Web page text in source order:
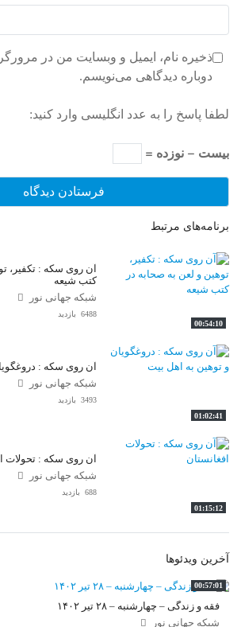
ذخیره نام، ایمیل و وبسایت من در
دوباره دیدگاهی می‌نویسم.
لطفا پاسخ را به عدد انگلیسی وارد کنید:
بیست − نوزده =
برنامه‌های مرتبط
00:54:10
آن روی سکه : تکفیر،
کتب شیعه
شبکه جهانی نور
6488 بازدید
01:02:41
آن روی سکه :
شبکه جهانی نور
3493 بازدید
01:15:12
آن روی سکه : تحولات
شبکه جهانی نور
688 بازدید
آخرین ویدئوها
00:57:01
فقه و زندگی – چهارشنبه – ۲۸ تیر ۱۴۰۲
شبکه جهانی نور